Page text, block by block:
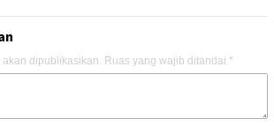
dipublikasikan. Ruas yang wajib ditandai *